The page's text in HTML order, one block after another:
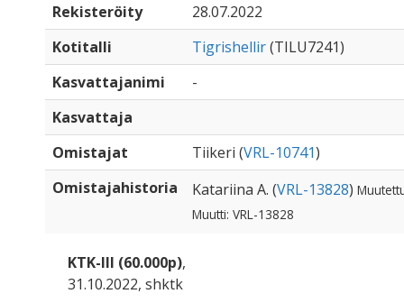
Rekisteröity
28.07.2022
Kotitalli
Tigrishellir(TILU7241)
Kasvattajanimi
-
Kasvattaja
Omistajat
Tiikeri (VRL-10741)
Omistajahistoria
Katariina A. (VRL-13828)
Muutti: VRL-13828
KTK-III (60.000p),
31.10.2022, shktk